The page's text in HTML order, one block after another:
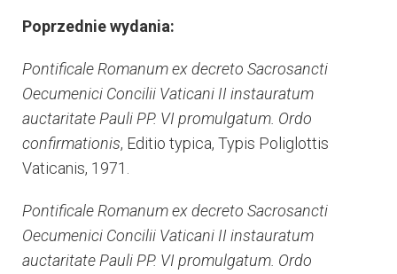
Poprzednie wydania:
Pontificale Romanum ex decreto Sacrosancti
Oecumenici Concilii Vaticani II instauratum
auctaritate Pauli PP. VI promulgatum. Ordo
confirmationis, Editio typica, Typis Poliglottis
Vaticanis, 1971.
Pontificale Romanum ex decreto Sacrosancti
Oecumenici Concilii Vaticani II instauratum
auctaritate Pauli PP. VI promulgatum. Ordo